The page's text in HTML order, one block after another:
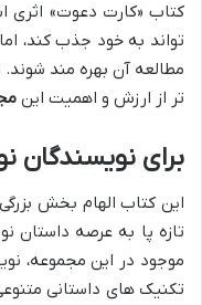
کتاب «کارت دعوت» اثری
تواند به خود جذب کند،
مطالعه آن بهره مند
تر از ارزش و اهمیت این
برای نویسندگان
این کتاب الهام بخش
تازه پا به عرصه داستان
موجود در این مجموعه،
تکنیک های داستانی